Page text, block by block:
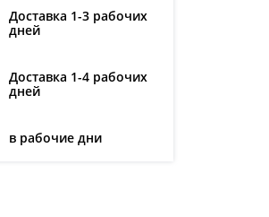
Доставка 1-3 рабочих
дней
Доставка 1-4 рабочих
дней
в рабочие дни